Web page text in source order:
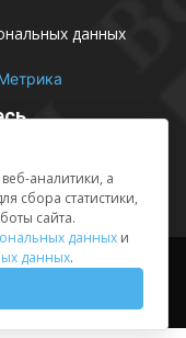
данных
in
2012-2026
аналитики, а
сбора статистики,
сайта.
данных и
данных.